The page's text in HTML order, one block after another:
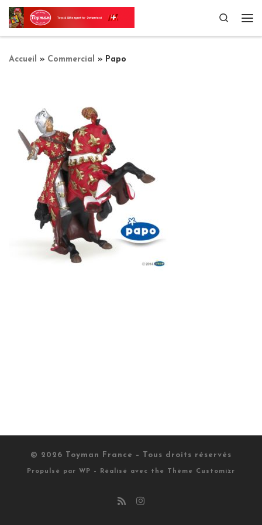
Passer au contenu
Search
Accueil » Commercial » Papo
© 2026 Toyman France – Tous droits réservés
Propulsé par WP – Réalisé avec the Thème Customizr